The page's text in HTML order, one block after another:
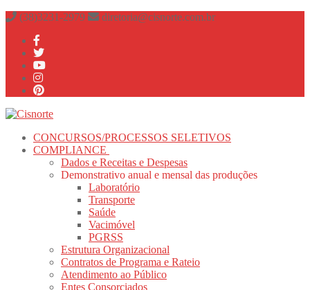
Pular
conteúdo
Menu
fechado
(38)3231-2979 diretoria@cisnorte.com.br
CONCURSOS/PROCESSOS SELETIVOS
COMPLIANCE
Dados e Receitas e Despesas
Demonstrativo anual e mensal das produções
Laboratório
Transporte
Saúde
Vacimóvel
PGRSS
Estrutura Organizacional
Contratos de Programa e Rateio
Atendimento ao Público
Entes Consorciados